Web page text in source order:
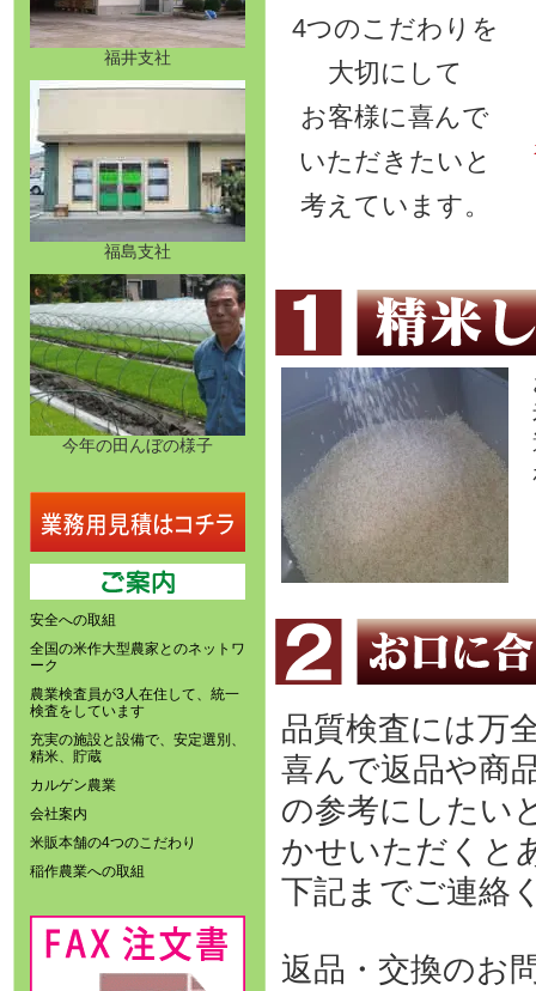
福井支社
福島支社
今年の田んぼの様子
安全への取組
全国の米作大型農家とのネットワ
ーク
農業検査員が3人在住して、統一
検査をしています
充実の施設と設備で、安定選別、
精米、貯蔵
カルゲン農業
会社案内
米販本舗の4つのこだわり
稲作農業への取組
4つのこだわりを
大切にして
お客様に喜んで
いただきたいと
考えています。
品質検査には万
喜んで返品や商
の参考にしたい
かせいただくと
下記までご連絡
返品・交換のお